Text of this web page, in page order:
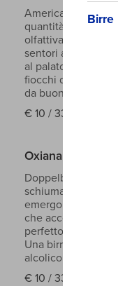
Birre
American IPA
quantità di luppoli
olfattivamente
sentori agrumati e
al palato.
fiocchi di mais
da buona
€ 10 / 33cl
Oxiana HotBock
Doppelbock, Birra
schiuma bianca
emergono
che
perfetto equilibrio
Una birra gustosa,
alcolico.
€ 10 / 33 cl